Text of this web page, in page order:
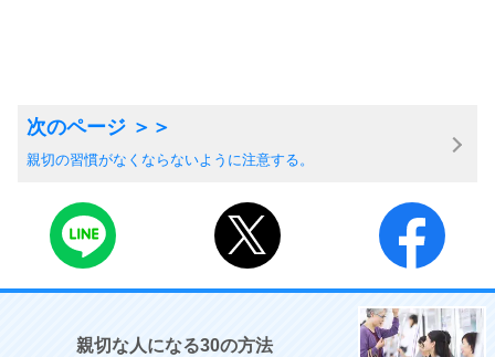
親切の習慣がなくならないように注意する。
親切な人になる30の方法